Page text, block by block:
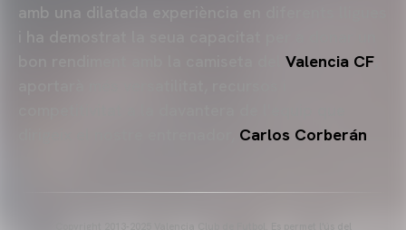
amb una dilatada experiència en diferents lligues
Valencia CF
Carlos Corberán